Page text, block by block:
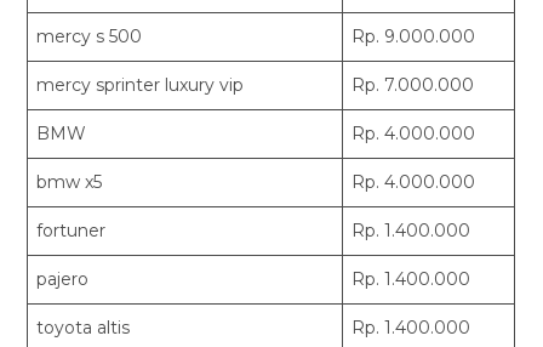
mercy s 500 Rp. 9.000.000
mercy sprinter luxury vip Rp. 7.000.000
BMW Rp. 4.000.000
bmw x5 Rp. 4.000.000
fortuner Rp. 1.400.000
pajero Rp. 1.400.000
toyota altis Rp. 1.400.000